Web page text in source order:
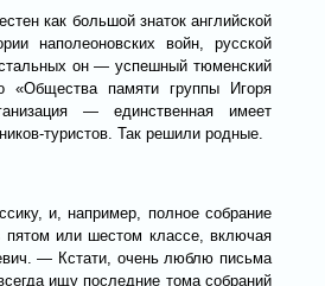
как большой знаток английской
наполеоновских войн, русской
он — успешный тюменский
«Общества памяти группы Игоря
— единственная имеет
туристов. Так решили родные.
и, например, полное собрание
пятом или шестом классе, включая
— Кстати, очень люблю письма
ищу последние тома собраний